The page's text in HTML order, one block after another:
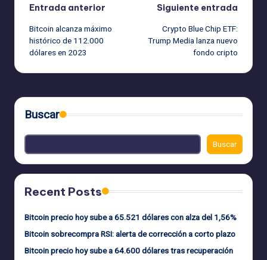
Navegación
de
entradas
Entrada anterior
Bitcoin alcanza máximo
histórico de 112.000
dólares en 2023
Siguiente entrada
Crypto Blue Chip ETF:
Trump Media lanza nuevo
fondo cripto
Buscar
Buscar
Recent Posts
Bitcoin precio hoy sube a 65.521 dólares con alza del 1,56%
Bitcoin sobrecompra RSI: alerta de corrección a corto plazo
Bitcoin precio hoy sube a 64.600 dólares tras recuperación